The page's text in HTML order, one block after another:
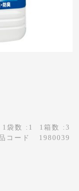
1袋数 :1
1箱数 :3
コード
1980039